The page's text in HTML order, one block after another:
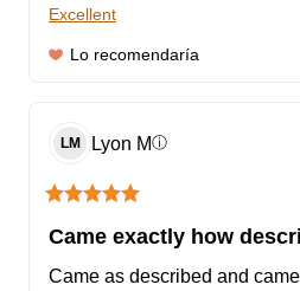
Excellent
Lo recomendaría
LM Lyon Mⓘ
Came exactly how
Came as described and